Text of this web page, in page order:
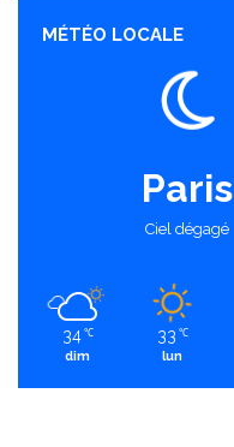
MÉTÉO LOCALE
Paris
Ciel dégagé
34 ℃
dim
33 ℃
lun